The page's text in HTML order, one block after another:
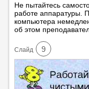
Не пытайтесь
работе аппаратуры.
компьютера
об этом
Cлайд 9